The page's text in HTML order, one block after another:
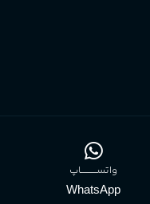
واتســــــــــاپ
WhatsApp